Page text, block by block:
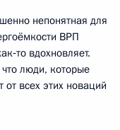
непонятная для
ВРП
вдохновляет.
люди, которые
от всех этих новаций